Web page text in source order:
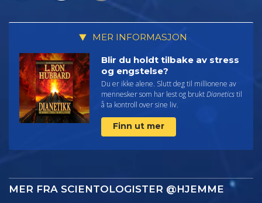
MER INFORMASJON
Blir du holdt tilbake av stress
og engstelse?
Du er ikke alene. Slutt deg til millionene av
mennesker som har lest og bruktDianeticstil
å ta kontroll over sine liv.
Finn ut mer
MER FRA SCIENTOLOGISTER @HJEMME